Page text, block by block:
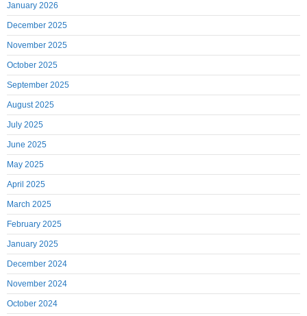
January 2026
December 2025
November 2025
October 2025
September 2025
August 2025
July 2025
June 2025
May 2025
April 2025
March 2025
February 2025
January 2025
December 2024
November 2024
October 2024